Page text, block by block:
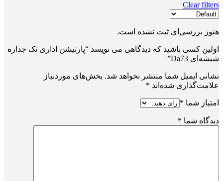
Clear filters
هنوز بررسی‌ای ثبت نشده است.
اولین کسی باشید که دیدگاهی می نویسد “پارتیشن اداری تک جداره
شیشه‌ای Da73”
نشانی ایمیل شما منتشر نخواهد شد. بخش‌های موردنیاز
علامت‌گذاری شده‌اند *
امتیاز شما *
دیدگاه شما *